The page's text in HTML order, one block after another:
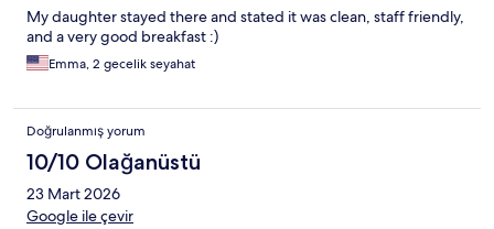
My daughter stayed there and stated it was clean, staff friendly,
and a very good breakfast :)
Emma, 2 gecelik seyahat
Doğrulanmış yorum
10/10 Olağanüstü
23 Mart 2026
Google ile çevir